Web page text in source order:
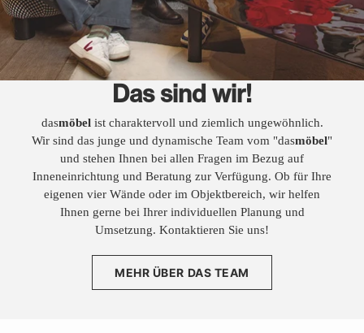
Das sind wir!
dasmöbelist charaktervoll und ziemlich ungewöhnlich.
Wir sind das junge und dynamische Team vom "dasmöbel"
und stehen Ihnen bei allen Fragen im Bezug auf
Inneneinrichtung und Beratung zur Verfügung. Ob für Ihre
eigenen vier Wände oder im Objektbereich, wir helfen
Ihnen gerne bei Ihrer individuellen Planung und
Umsetzung. Kontaktieren Sie uns!
MEHR ÜBER DAS TEAM